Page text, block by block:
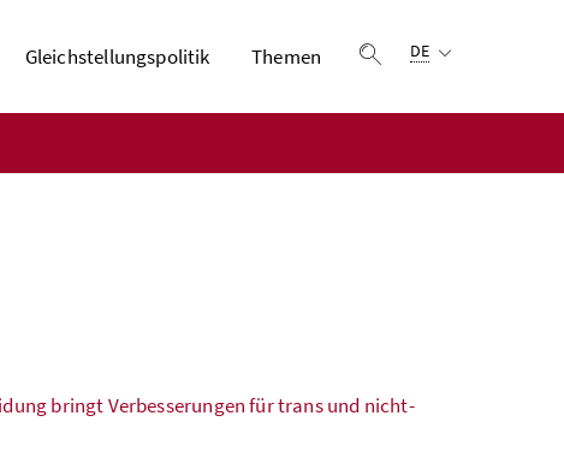
Gleichstellungspolitik
Themen
DE
bringt Verbesserungen für trans und nicht-